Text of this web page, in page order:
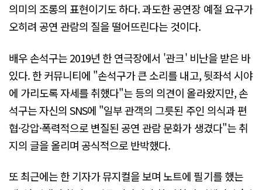
의미의 조롱의 표현이기도 하다. 과도한 공연장 예절 요구가
오히려 공연 관람의 질을 떨어뜨린다는 것이다.
배우 손석구는 2019년 한 연극장에서 '관크' 비난을 받은 바
있다. 한 커뮤니티에 "손석구가 큰 소리를 내고, 뒷좌석 시야
에 가리도록 자세를 취했다"는 등의 의견이 올라왔지만, 손
석구는 자신의 SNS에 "일부 관객의 그릇된 주인 의식과 편
협·강압·폭력적으로 변질된 공연 관람 문화가 생겼다"는 취
지의 글을 올리며 공식적으로 반박했다.
또 최근에는 한 기자가 뮤지컬을 보며 노트에 필기를 했는